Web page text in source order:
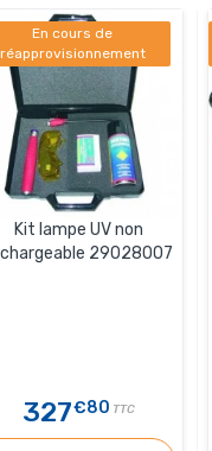
En cours de
réapprovisionnement
Kit lampe UV non
29028007
327€80 TTC